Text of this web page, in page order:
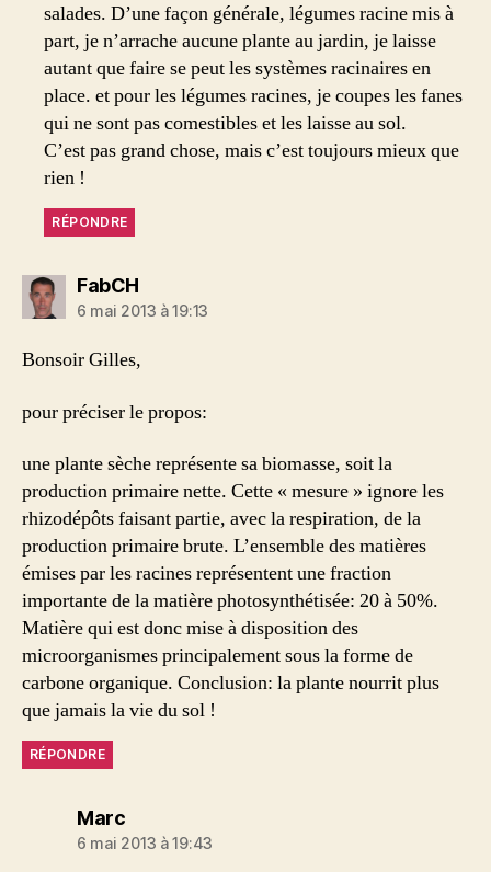
salades. D’une façon générale, légumes racine mis à
part, je n’arrache aucune plante au jardin, je laisse
autant que faire se peut les systèmes racinaires en
place. et pour les légumes racines, je coupes les fanes
qui ne sont pas comestibles et les laisse au sol.
C’est pas grand chose, mais c’est toujours mieux que
rien !
RÉPONDRE
FabCHdit :
6 mai 2013 à 19:13
Bonsoir Gilles,
pour préciser le propos:
une plante sèche représente sa biomasse, soit la
production primaire nette. Cette « mesure » ignore les
rhizodépôts faisant partie, avec la respiration, de la
production primaire brute. L’ensemble des matières
émises par les racines représentent une fraction
importante de la matière photosynthétisée: 20 à 50%.
Matière qui est donc mise à disposition des
microorganismes principalement sous la forme de
carbone organique. Conclusion: la plante nourrit plus
que jamais la vie du sol !
RÉPONDRE
Marcdit :
6 mai 2013 à 19:43